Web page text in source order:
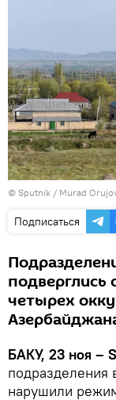
© Sputnik / Murad
Подписаться
подверглись
четырех
БАКУ, 23 ноя –
нарушили